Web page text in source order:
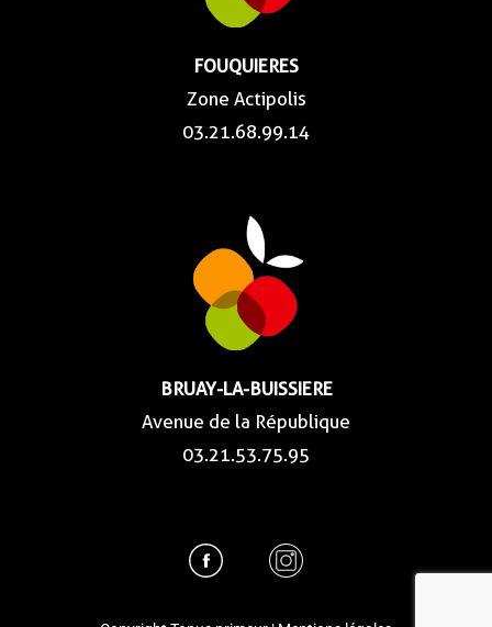
FOUQUIERES
Zone Actipolis
03.21.68.99.14
BRUAY-LA-BUISSIERE
Avenue de la République
03.21.53.75.95